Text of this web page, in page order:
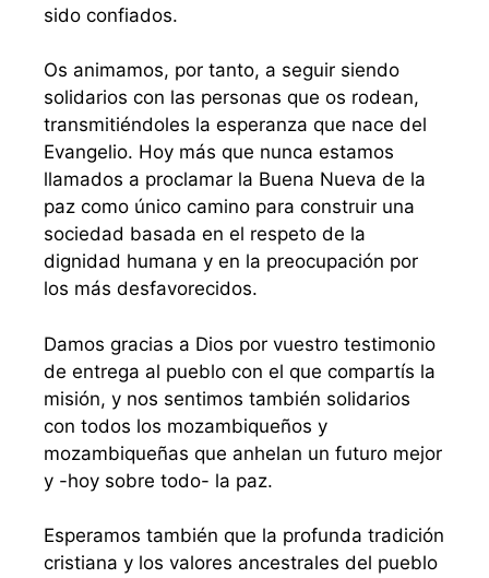
sido confiados.
Os animamos, por tanto, a seguir siendo
solidarios con las personas que os rodean,
transmitiéndoles la esperanza que nace del
Evangelio. Hoy más que nunca estamos
llamados a proclamar la Buena Nueva de la
paz como único camino para construir una
sociedad basada en el respeto de la
dignidad humana y en la preocupación por
los más desfavorecidos.
Damos gracias a Dios por vuestro testimonio
de entrega al pueblo con el que compartís la
misión, y nos sentimos también solidarios
con todos los mozambiqueños y
mozambiqueñas que anhelan un futuro mejor
y -hoy sobre todo- la paz.
Esperamos también que la profunda tradición
cristiana y los valores ancestrales del pueblo